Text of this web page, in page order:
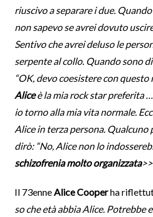
riuscivo a separare i due.
non sapevo se avrei dovuto
Sentivo che avrei deluso le
serpente al collo. Quando sono
“OK, devo coesistere con questo
Aliceè la mia rock star preferita
io torno alla mia vita normale.
Alice in terza persona. Qualcuno
dirò: “No, Alice non lo
schizofrenia molto organizzata
Il 73enneAlice Cooperha
so che età abbia Alice. Potrebbe